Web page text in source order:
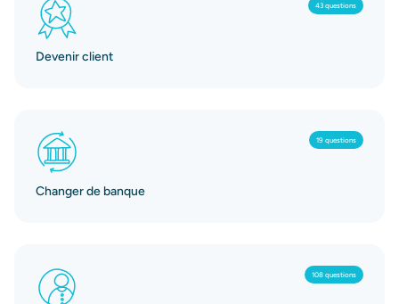
43 questions
Devenir client
19 questions
Changer de banque
108 questions